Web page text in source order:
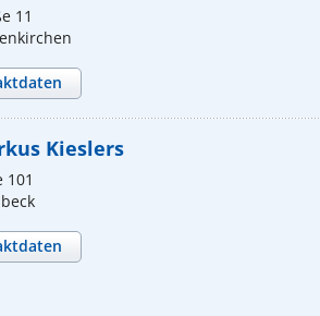
11
Kieslers
101